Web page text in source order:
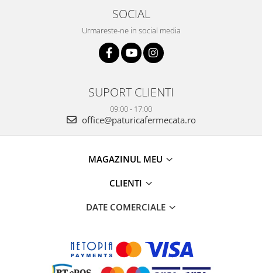
SOCIAL
Urmareste-ne in social media
SUPORT CLIENTI
09:00 - 17:00
office@paturicafermecata.ro
MAGAZINUL MEU
CLIENTI
DATE COMERCIALE